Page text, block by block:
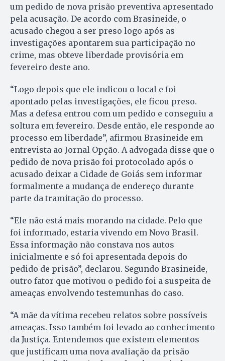
um pedido de nova prisão preventiva apresentado
pela acusação. De acordo com Brasineide, o
acusado chegou a ser preso logo após as
investigações apontarem sua participação no
crime, mas obteve liberdade provisória em
fevereiro deste ano.
“Logo depois que ele indicou o local e foi
apontado pelas investigações, ele ficou preso.
Mas a defesa entrou com um pedido e conseguiu a
soltura em fevereiro. Desde então, ele responde ao
processo em liberdade”, afirmou Brasineide em
entrevista ao Jornal Opção. A advogada disse que o
pedido de nova prisão foi protocolado após o
acusado deixar a Cidade de Goiás sem informar
formalmente a mudança de endereço durante
parte da tramitação do processo.
“Ele não está mais morando na cidade. Pelo que
foi informado, estaria vivendo em Novo Brasil.
Essa informação não constava nos autos
inicialmente e só foi apresentada depois do
pedido de prisão”, declarou. Segundo Brasineide,
outro fator que motivou o pedido foi a suspeita de
ameaças envolvendo testemunhas do caso.
“A mãe da vítima recebeu relatos sobre possíveis
ameaças. Isso também foi levado ao conhecimento
da Justiça. Entendemos que existem elementos
que justificam uma nova avaliação da prisão